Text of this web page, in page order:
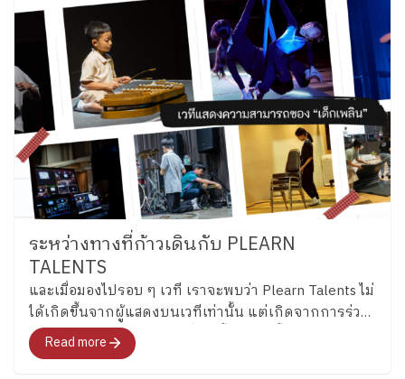
ระหว่างทางที่ก้าวเดินกับ PLEARN
TALENTS
และเมื่อมองไปรอบ ๆ เวที เราจะพบว่า Plearn Talents ไม่
ได้เกิดขึ้นจากผู้แสดงบนเวทีเท่านั้น แต่เกิดจากการร่วม
มือของเด็ก ๆ อีกหลายคนที่อยู่เบื้องหลัง ทั้งทีมเสียง ทีม
แสง ทีมกล้อง ทีมลงทะเบียน ทีมสื่อสาร ต่างช่วยกันดูแล
Read more